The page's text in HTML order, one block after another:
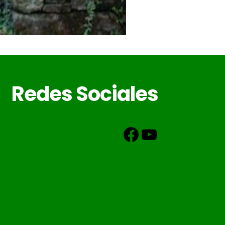
Redes Sociales
Facebook
YouTube